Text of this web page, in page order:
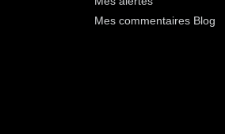
Mes commentaires Blog